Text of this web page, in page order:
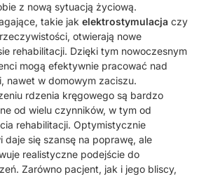
z nową sytuacją życiową.
takie jakelektrostymulacja czy
otwierają nowe
rehabilitacji. Dzięki tym nowoczesnym
mogą efektywnie pracować nad
nawet w domowym zaciszu.
rdzenia kręgowego są bardzo
od wielu czynników, w tym od
rehabilitacji. Optymistycznie
daje się szansę na poprawę, ale
realistyczne podejście do
Zarówno pacjent, jak i jego bliscy,